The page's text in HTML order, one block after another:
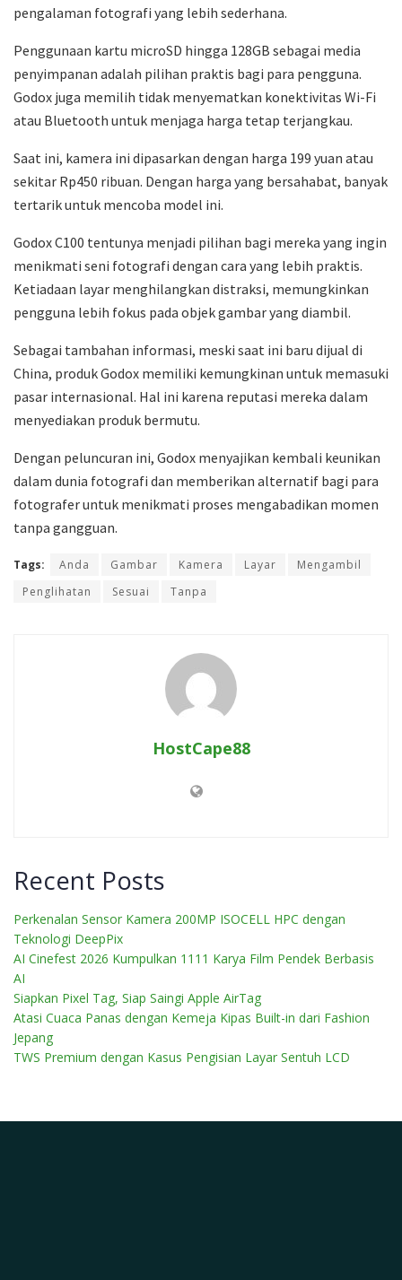
pengalaman fotografi yang lebih sederhana.
Penggunaan kartu microSD hingga 128GB sebagai media
penyimpanan adalah pilihan praktis bagi para pengguna.
Godox juga memilih tidak menyematkan konektivitas Wi-Fi
atau Bluetooth untuk menjaga harga tetap terjangkau.
Saat ini, kamera ini dipasarkan dengan harga 199 yuan atau
sekitar Rp450 ribuan. Dengan harga yang bersahabat, banyak
tertarik untuk mencoba model ini.
Godox C100 tentunya menjadi pilihan bagi mereka yang ingin
menikmati seni fotografi dengan cara yang lebih praktis.
Ketiadaan layar menghilangkan distraksi, memungkinkan
pengguna lebih fokus pada objek gambar yang diambil.
Sebagai tambahan informasi, meski saat ini baru dijual di
China, produk Godox memiliki kemungkinan untuk memasuki
pasar internasional. Hal ini karena reputasi mereka dalam
menyediakan produk bermutu.
Dengan peluncuran ini, Godox menyajikan kembali keunikan
dalam dunia fotografi dan memberikan alternatif bagi para
fotografer untuk menikmati proses mengabadikan momen
tanpa gangguan.
Tags: Anda Gambar Kamera Layar
Mengambil
Penglihatan
Sesuai Tanpa
HostCape88
Recent Posts
Perkenalan Sensor Kamera 200MP ISOCELL HPC dengan
Teknologi DeepPix
AI Cinefest 2026 Kumpulkan 1111 Karya Film Pendek Berbasis
AI
Siapkan Pixel Tag, Siap Saingi Apple AirTag
Atasi Cuaca Panas dengan Kemeja Kipas Built-in dari Fashion
Jepang
TWS Premium dengan Kasus Pengisian Layar Sentuh LCD